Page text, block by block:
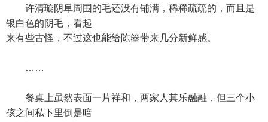
许清璇阴阜周围的毛还没有铺满，稀稀疏疏的，而且是
银白色的阴毛，看起
来有些古怪，不过这也能给陈箜带来几分新鲜感。
……
餐桌上虽然表面一片祥和，两家人其乐融融，但三个小
孩之间私下里倒是暗